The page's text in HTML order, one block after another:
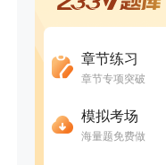
章节练习
章节专项突破
模拟考场
海量题免费做